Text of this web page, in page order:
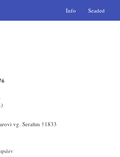
Info Seaded
vg. Serafim †1833